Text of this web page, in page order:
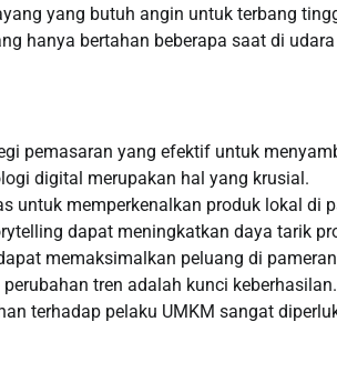
yang butuh angin untuk terbang
hanya bertahan beberapa saat di
pemasaran yang efektif untuk
digital merupakan hal yang krusial.
untuk memperkenalkan produk lokal di
dapat meningkatkan daya tarik
memaksimalkan peluang di
tren adalah kunci keberhasilan.
terhadap pelaku UMKM sangat